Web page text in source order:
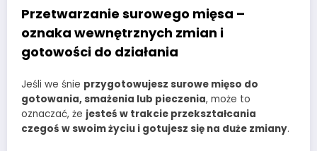
Przetwarzanie surowego mięsa –
oznaka wewnętrznych zmian i
gotowości do działania
Jeśli we śnie przygotowujesz surowe mięso do
gotowania, smażenia lub pieczenia, może to
oznaczać, że jesteś w trakcie przekształcania
czegoś w swoim życiu i gotujesz się na duże zmiany.